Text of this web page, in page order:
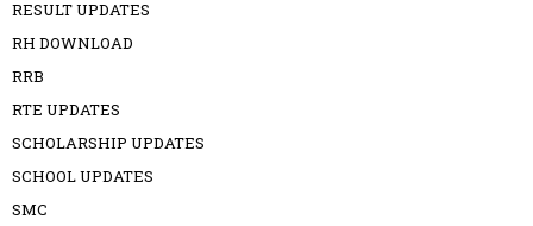
RESULT UPDATES
RH DOWNLOAD
RRB
RTE UPDATES
SCHOLARSHIP UPDATES
SCHOOL UPDATES
SMC